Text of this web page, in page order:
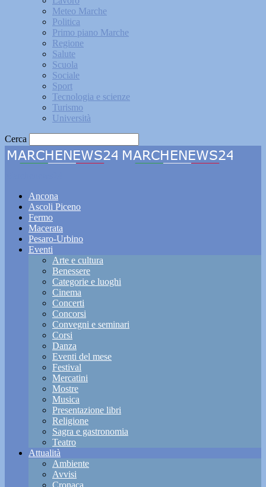
Meteo Marche
Politica
Primo piano Marche
Regione
Salute
Scuola
Sociale
Sport
Tecnologia e scienze
Turismo
Università
Cerca
Ancona
Ascoli Piceno
Fermo
Macerata
Pesaro-Urbino
Eventi
Arte e cultura
Benessere
Categorie e luoghi
Cinema
Concerti
Concorsi
Convegni e seminari
Corsi
Danza
Eventi del mese
Festival
Mercatini
Mostre
Musica
Presentazione libri
Religione
Sagra e gastronomia
Teatro
Attualità
Ambiente
Avvisi
Cronaca